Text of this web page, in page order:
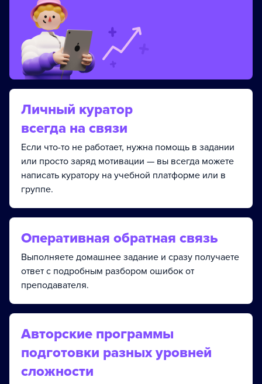
Личный куратор
всегда на связи
Если что-то не работает, нужна помощь в задании
или просто заряд мотивации — вы всегда можете
написать куратору на учебной платформе или в
группе.
Оперативная обратная связь
Выполняете домашнее задание и сразу получаете
ответ с подробным разбором ошибок от
преподавателя.
Авторские программы
подготовки разных уровней
сложности